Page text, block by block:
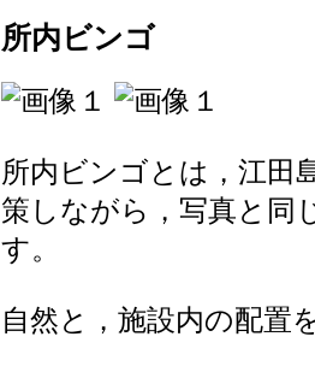
所内ビンゴ
所内ビンゴとは，江田
策しながら，写真と同
す。
自然と，施設内の配置